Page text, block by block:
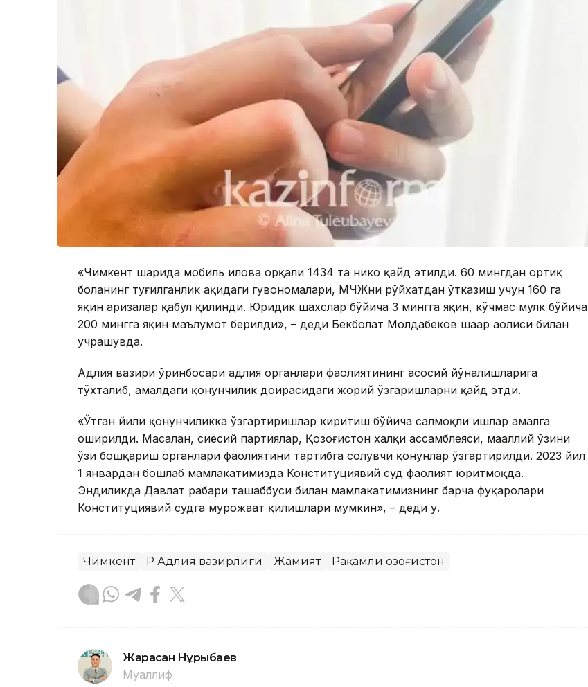
«Чимкент шаҳрида мобиль илова орқали 1434 та никоҳ қайд этилди. 60 мингдан ортиқ
боланинг туғилганлик ҳақидаги гувоҳномалари, МЧЖни рўйхатдан ўтказиш учун 160 га
яқин аризалар қабул қилинди. Юридик шахслар бўйича 3 мингга яқин, кўчмас мулк бўйича
200 мингга яқин маълумот берилди», – деди Бекболат Молдабеков шаҳар аҳолиси билан
учрашувда.
Адлия вазири ўринбосари адлия органлари фаолиятининг асосий йўналишларига
тўхталиб, амалдаги қонунчилик доирасидаги жорий ўзгаришларни қайд этди.
«Ўтган йили қонунчиликка ўзгартиришлар киритиш бўйича салмоқли ишлар амалга
оширилди. Масалан, сиёсий партиялар, Қозоғистон халқи ассамблеяси, маҳаллий ўзини
ўзи бошқариш органлари фаолиятини тартибга солувчи қонунлар ўзгартирилди. 2023 йил
1 январдан бошлаб мамлакатимизда Конституциявий суд фаолият юритмоқда.
Эндиликда Давлат раҳбари ташаббуси билан мамлакатимизнинг барча фуқаролари
Конституциявий судга мурожаат қилишлари мумкин», – деди у.
Чимкент ҚР Адлия вазирлиги Жамият Рақамли Қозоғистон
Жарасқан Нұрыбаев
Муаллиф